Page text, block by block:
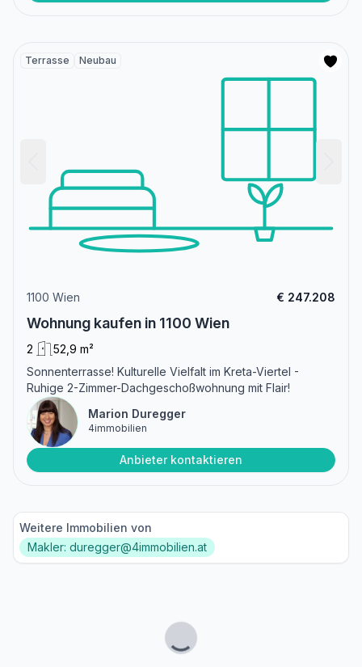
Terrasse Neubau
1100 Wien € 247.208
Wohnung kaufen in 1100 Wien
2
52,9 m²
Sonnenterrasse! Kulturelle Vielfalt im Kreta-Viertel -
Ruhige 2-Zimmer-Dachgeschoßwohnung mit Flair!
Marion Duregger
4immobilien
Anbieter kontaktieren
Weitere Immobilien von
Makler: duregger@4immobilien.at